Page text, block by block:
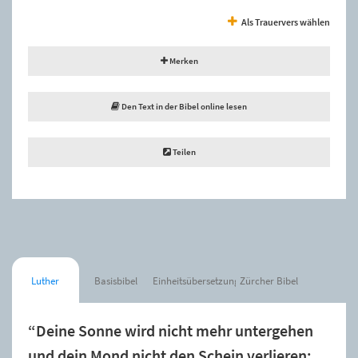
Als Trauervers wählen
Merken
Den Text in der Bibel online lesen
Teilen
Luther Basisbibel Einheitsübersetzung Zürcher Bibel
“Deine Sonne wird nicht mehr untergehen